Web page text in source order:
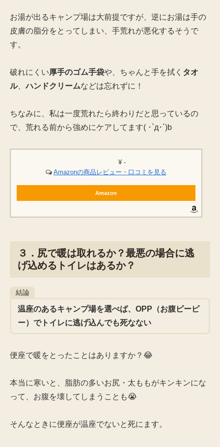
お湯が出るキャンプ場は大前提ですが、逆にお湯は手の
皮膚の脂分をとってしまい、手荒れが悪化するそうで
す。
破れにくい厚手のゴム手袋や、ちゃんと手を拭く タオ
ル、ハンドクリームなどは忘れずに！
ちなみに、私は一度荒れたら終わりだと思っているの
で、荒れる前から強めにケアしてます( ･`д･´)b
¥ -
Amazonの商品レビュー・口コミを見る
Amazon
３．尻で暖は取れるか？最悪の場合に逃
げ込めるトイレはあるか？
結論
温座のあるキャンプ場を選べば、OPP（お腹ピーピ
ー）でトイレに逃げ込んでも死なない
便座で暖をとったことはありますか？😂
本当に寒いと、脂肪の多いお尻・太ももがキンキンにな
って、お腹を壊してしまうことも😭
そんなときに便座が温座でないと死にます。